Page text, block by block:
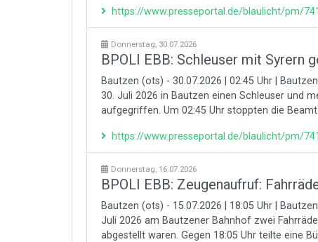
https://www.presseportal.de/blaulicht/pm/
Donnerstag, 30.07.2026
BPOLI EBB: Schleuser mit Syrern
Bautzen (ots) - 30.07.2026 | 02:45 Uhr |
30. Juli 2026 in Bautzen einen Schleuser und
aufgegriffen. Um 02:45 Uhr stoppten die
https://www.presseportal.de/blaulicht/pm/
Donnerstag, 16.07.2026
BPOLI EBB: Zeugenaufruf:
Bautzen (ots) - 15.07.2026 | 18:05 Uhr |
Juli 2026 am Bautzener Bahnhof zwei
abgestellt waren. Gegen 18:05 Uhr teilte eine